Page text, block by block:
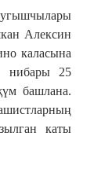
Алексин
каласына
нибары 25
башлана.
каты